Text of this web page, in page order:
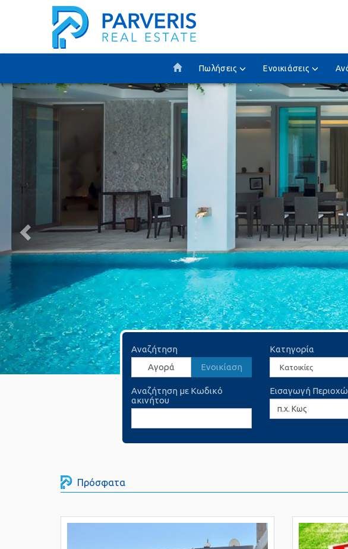
Πωλήσεις Ενοικιάσεις
Previous
Αναζήτηση
Αγορά
Ενοικίαση
Κατηγορία
Αναζήτηση με Κωδικό
ακινήτου
Εισαγωγή
Πρόσφατα